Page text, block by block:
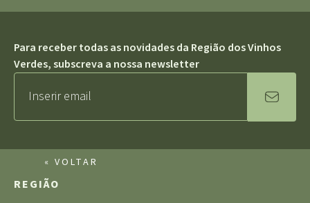
Para receber todas as novidades da Região dos Vinhos
Verdes, subscreva a nossa newsletter
« VOLTAR
REGIÃO